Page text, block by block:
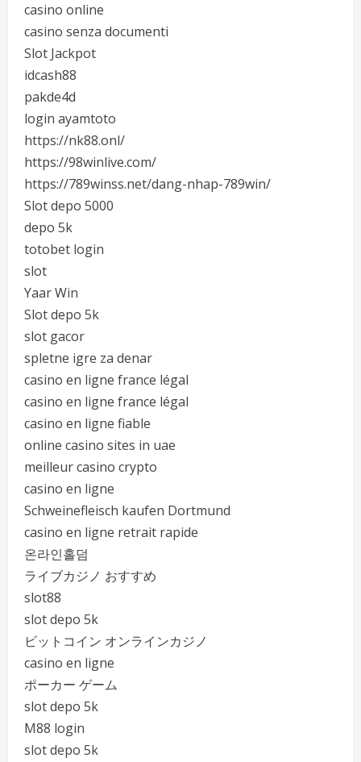
casino online
casino senza documenti
Slot Jackpot
idcash88
pakde4d
login ayamtoto
https://nk88.onl/
https://98winlive.com/
https://789winss.net/dang-nhap-789win/
Slot depo 5000
depo 5k
totobet login
slot
Yaar Win
Slot depo 5k
slot gacor
spletne igre za denar
casino en ligne france légal
casino en ligne france légal
casino en ligne fiable
online casino sites in uae
meilleur casino crypto
casino en ligne
Schweinefleisch kaufen Dortmund
casino en ligne retrait rapide
온라인홀덤
ライブカジノ おすすめ
slot88
slot depo 5k
ビットコイン オンラインカジノ
casino en ligne
ポーカー ゲーム
slot depo 5k
M88 login
slot depo 5k